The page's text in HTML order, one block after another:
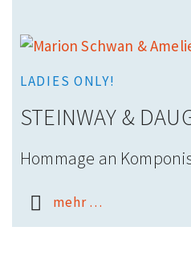
LADIES ONLY!
STEINWAY &
Hommage an
mehr …